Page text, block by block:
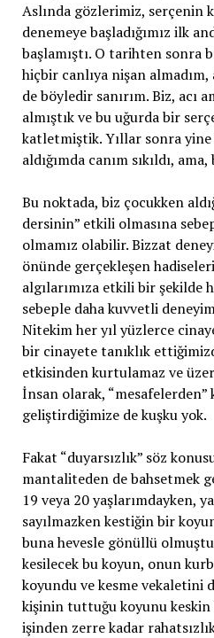
Aslında gözlerimiz, serçenin
denemeye başladığımız ilk
başlamıştı. O tarihten sonra
hiçbir canlıya nişan
de böyledir sanırım. Biz, acı
almıştık ve bu uğurda bir
katletmiştik. Yıllar sonra yine
aldığımda canım sıkıldı,
Bu noktada, biz çocukken
dersinin” etkili olmasına
olmamız olabilir. Bizzat
önünde gerçekleşen
algılarımıza etkili bir şekilde
sebeple daha kuvvetli
Nitekim her yıl yüzlerce
bir cinayete tanıklık
etkisinden kurtulamaz ve
İnsan olarak, “mesafelerden”
geliştirdiğimize de kuşku yok.
Fakat “duyarsızlık” söz
mantaliteden de bahsetmek
19 veya 20 yaşlarımdayken,
sayılmazken kestiğin bir
buna hevesle gönüllü
kesilecek bu koyun, onun
koyundu ve kesme vekaletini
kişinin tuttuğu koyunu keskin
işinden zerre kadar